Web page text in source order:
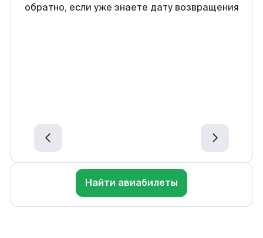
обратно, если уже знаете дату возвращения
Найти авиабилеты